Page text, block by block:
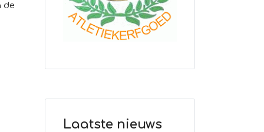
de
Laatste nieuws